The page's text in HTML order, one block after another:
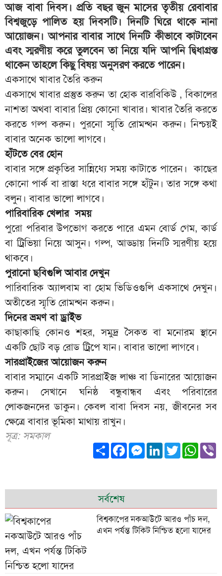
আজ বাবা দিবস। প্রতি বছর জুন মাসের তৃতীয় রেবাবার
বিশ্বজুড়ে পালিত হয় দিবসটি। দিনটি ঘিরে থাকে নানা
আয়োজন। আপনার বাবার সাথে দিনটি কীভাবে কাটাবেন
এবং স্মরণীয় করে তুলবেন তা নিয়ে যদি আপনি দ্বিধাগ্রস্ত
থাকেন তাহলে কিছু বিষয় অনুসরণ করতে পারেন।
একসাথে খাবার তৈরি করুন
একসাথে খাবার প্রস্তুত করুন তা হোক বারবিকিউ , বিকালের
নাশতা অথবা বাবার প্রিয় কোনো খাবার। খাবার তৈরি করতে
করতে গল্প করুন। পুরনো স্মৃতি রোমন্থন করুন। নিশ্চয়ই
বাবার অনেক ভালো লাগবে।
হাঁটতে বের হোন
বাবার সঙ্গে প্রকৃতির সান্নিধ্যে সময় কাটাতে পারেন। কাছের
কোনো পার্ক বা রাস্তা ধরে বাবার সঙ্গে হাঁটুন। তার সঙ্গে কথা
বলুন। বাবার ভালো লাগবে।
পারিবারিক খেলার সময়
পুরো পরিবার উপভোগ করতে পারে এমন বোর্ড গেম, কার্ড
বা ট্রিভিয়া নিয়ে আসুন। গল্প, আড্ডায় দিনটি স্মরণীয় হয়ে
থাকবে।
পুরানো ছবিগুলি আবার দেখুন
পারিবারিক অ্যালবাম বা হোম ভিডিওগুলি একসাথে দেখুন।
অতীতের স্মৃতি রোমন্থন করুন।
দিনের ভ্রমণ বা ড্রাইভ
কাছাকাছি কোনও শহর, সমুদ্র সৈকত বা মনোরম স্থানে
একটি ছোট বড় রোড ট্রিপে যান। বাবার ভালো লাগবে।
সারপ্রাইজের আয়োজন করুন
বাবার সম্মানে একটি সারপ্রাইজ লাঞ্চ বা ডিনারের আয়োজন
করুন। সেখানে ঘনিষ্ঠ বন্ধুবান্ধব এবং পরিবারের
লোকজনদের ডাকুন। কেবল বাবা দিবস নয়, জীবনের সব
ক্ষেত্রে বাবার ভূমিকা মাথায় রাখুন।
সূত্র: সমকাল
ShareFacebook
Messenger
LinkedIn
Twitter
সর্বশেষ
বিশ্বকাপের নকআউটে আরও পাঁচ দল,
এখন পর্যন্ত টিকিট নিশ্চিত হলো যাদের